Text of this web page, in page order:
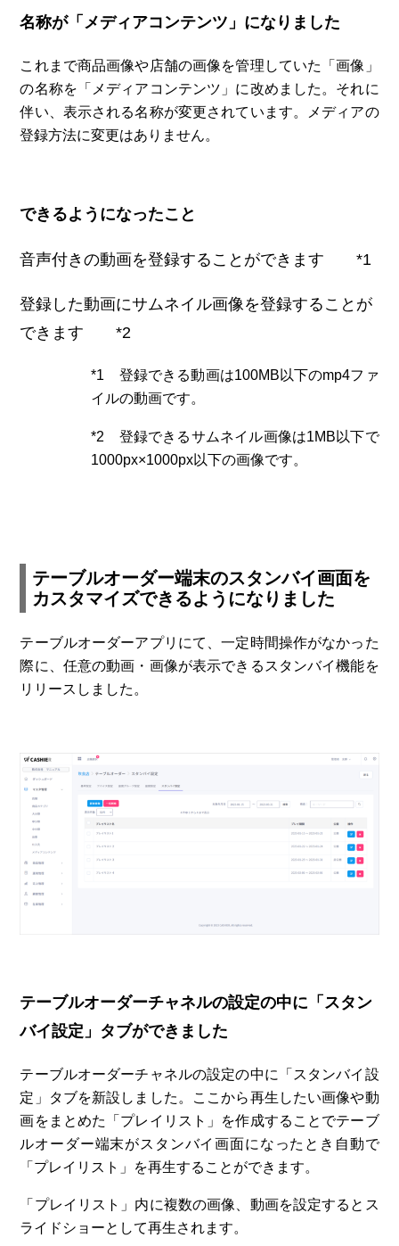
名称が「メディアコンテンツ」になりました
これまで商品画像や店舗の画像を管理していた「画像」
の名称を「メディアコンテンツ」に改めました。それに
伴い、表示される名称が変更されています。メディアの
登録方法に変更はありません。
できるようになったこと
音声付きの動画を登録することができます *1
登録した動画にサムネイル画像を登録することが
できます *2
*1 登録できる動画は100MB以下のmp4ファ
イルの動画です。
*2 登録できるサムネイル画像は1MB以下で
1000px×1000px以下の画像です。
テーブルオーダー端末のスタンバイ画面を
カスタマイズできるようになりました
テーブルオーダーアプリにて、一定時間操作がなかった
際に、任意の動画・画像が表示できるスタンバイ機能を
リリースしました。
テーブルオーダーチャネルの設定の中に「スタン
バイ設定」タブができました
テーブルオーダーチャネルの設定の中に「スタンバイ設
定」タブを新設しました。ここから再生したい画像や動
画をまとめた「プレイリスト」を作成することでテーブ
ルオーダー端末がスタンバイ画面になったとき自動で
「プレイリスト」を再生することができます。
「プレイリスト」内に複数の画像、動画を設定するとス
ライドショーとして再生されます。